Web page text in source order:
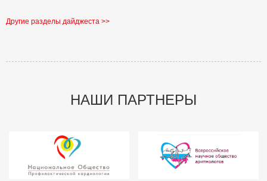
Другие разделы дайджеста >>
НАШИ ПАРТНЕРЫ